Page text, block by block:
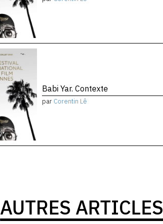
Babi Yar. Contexte
par Corentin Lê
AUTRES ARTICLES